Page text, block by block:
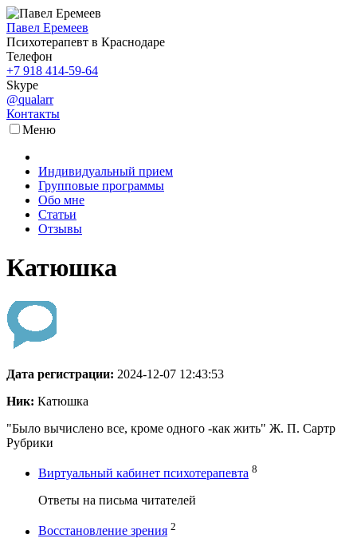
Павел Еремеев
Психотерапевт в Краснодаре
Телефон
+7 918 414-59-64
Skype
@qualarr
Контакты
Меню
Индивидуальный прием
Групповые программы
Обо мне
Статьи
Отзывы
Катюшка
Дата регистрации: 2024-12-07 12:43:53
Ник: Катюшка
"Было вычислено все, кроме одного -как жить" Ж. П. Сартр
Рубрики
Виртуальный кабинет психотерапевта 8
Ответы на письма читателей
Восстановление зрения 2